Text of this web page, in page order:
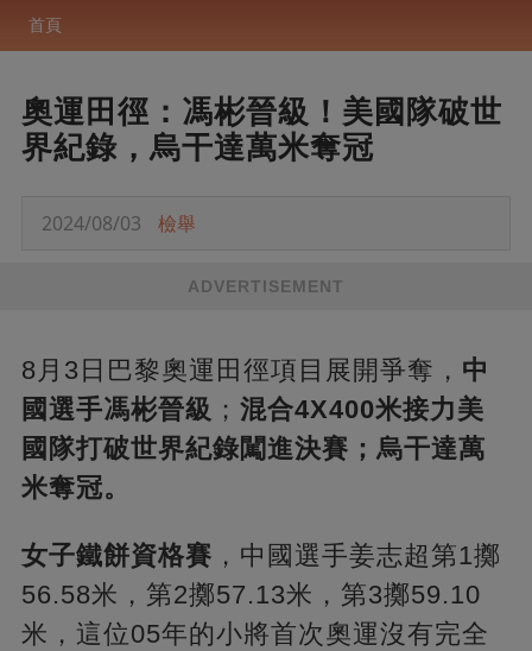
首頁
奧運田徑：馮彬晉級！美國隊破世
界紀錄，烏干達萬米奪冠
2024/08/03 檢舉
ADVERTISEMENT
8月3日巴黎奧運田徑項目展開爭奪， 中
國選手馮彬晉級 ； 混合4X400米接力美
國隊打破世界紀錄闖進決賽；烏干達萬
米奪冠。
女子鐵餅資格賽 ，中國選手姜志超第1擲
56.58米，第2擲57.13米，第3擲59.10
米，這位05年的小將首次奧運沒有完全